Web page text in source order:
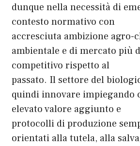
dunque nella necessità di
contesto normativo con
accresciuta ambizione agro-
ambientale e di mercato più
competitivo rispetto al
passato. Il settore del
quindi innovare impiegando
elevato valore aggiunto e
protocolli di produzione
orientati alla tutela, alla